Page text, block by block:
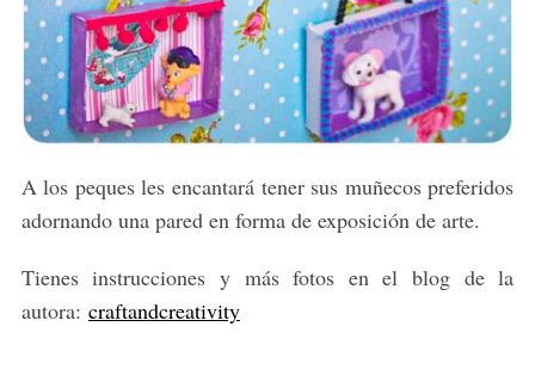
A los peques les encantará tener sus muñecos preferidos
adornando una pared en forma de exposición de arte.
Tienes instrucciones y más fotos en el blog de la
autora: craftandcreativity